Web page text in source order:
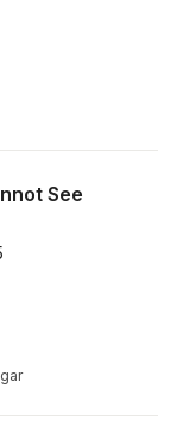
antal röster:
See
antal röster: